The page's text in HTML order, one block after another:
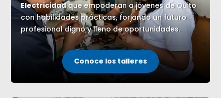
Electricidadque empoderan a jóvenes de Quito
con habilidades prácticas, forjando un futuro
profesional digno y lleno de oportunidades.
Conoce los talleres